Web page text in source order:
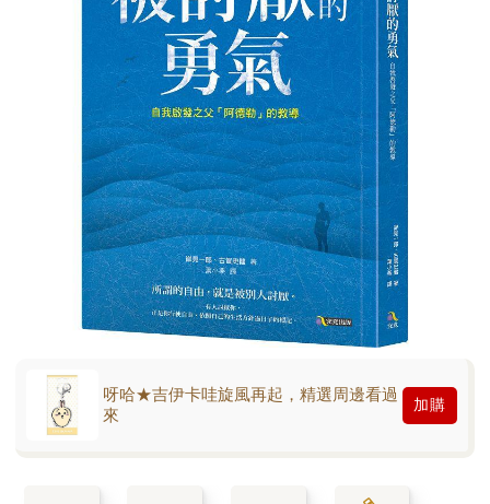
呀哈★吉伊卡哇旋風再起，精選周邊看過
來
加購